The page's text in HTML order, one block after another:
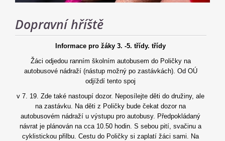
Dopravní hříště
Informace pro žáky 3. -5. třídy. třídy
Žáci odjedou ranním školním autobusem do Poličky na
autobusové nádraží (nástup možný po zastávkách). Od OÚ
odjíždí tento spoj
v 7. 19. Zde také nastoupí dozor. Neposílejte děti do družiny, ale
na zastávku. Na děti z Poličky bude čekat dozor na
autobusovém nádraží u výstupu pro autobusy. Předpokládaný
návrat je plánován na cca 10.50 hodin. S sebou pití, svačinu a
cyklistickou přilbu. Cestu do Poličky si zaplatí žáci sami. Na